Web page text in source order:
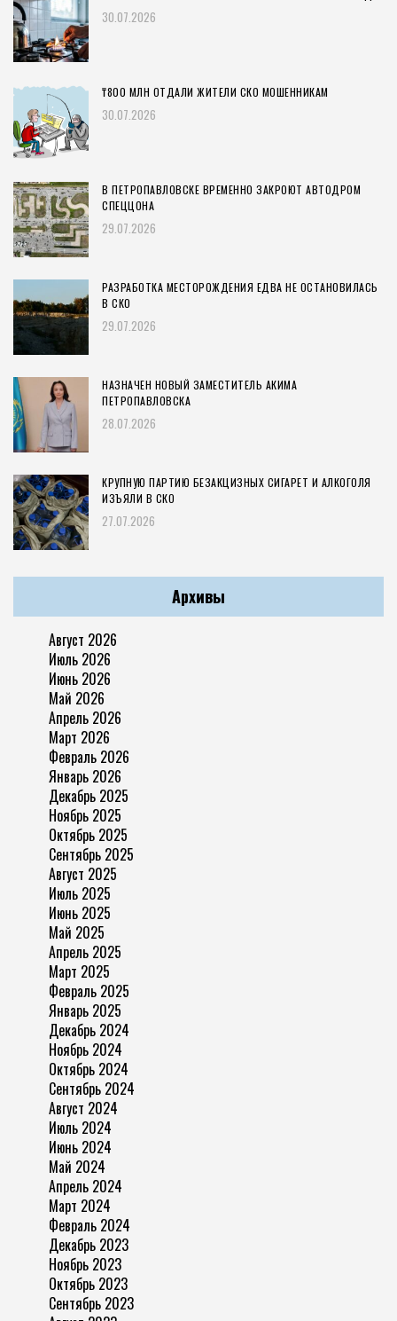
30.07.2026
₸800 МЛН ОТДАЛИ ЖИТЕЛИ СКО МОШЕННИКАМ
30.07.2026
В ПЕТРОПАВЛОВСКЕ ВРЕМЕННО ЗАКРОЮТ АВТОДРОМ
СПЕЦЦОНА
29.07.2026
РАЗРАБОТКА МЕСТОРОЖДЕНИЯ ЕДВА НЕ ОСТАНОВИЛАСЬ
В СКО
29.07.2026
НАЗНАЧЕН НОВЫЙ ЗАМЕСТИТЕЛЬ АКИМА
ПЕТРОПАВЛОВСКА
28.07.2026
КРУПНУЮ ПАРТИЮ БЕЗАКЦИЗНЫХ СИГАРЕТ И АЛКОГОЛЯ
ИЗЪЯЛИ В СКО
27.07.2026
Архивы
Август 2026
Июль 2026
Июнь 2026
Май 2026
Апрель 2026
Март 2026
Февраль 2026
Январь 2026
Декабрь 2025
Ноябрь 2025
Октябрь 2025
Сентябрь 2025
Август 2025
Июль 2025
Июнь 2025
Май 2025
Апрель 2025
Март 2025
Февраль 2025
Январь 2025
Декабрь 2024
Ноябрь 2024
Октябрь 2024
Сентябрь 2024
Август 2024
Июль 2024
Июнь 2024
Май 2024
Апрель 2024
Март 2024
Февраль 2024
Декабрь 2023
Ноябрь 2023
Октябрь 2023
Сентябрь 2023